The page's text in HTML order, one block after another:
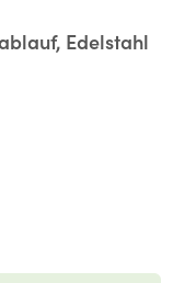
Edelstahl